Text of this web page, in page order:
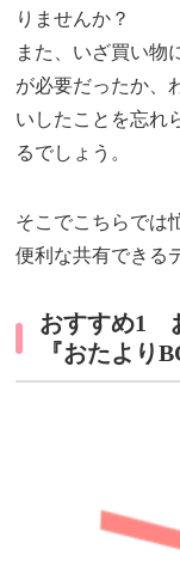
りませんか？
また、いざ買い物
が必要だったか、
いしたことを忘れ
るでしょう。
そこでこちらでは
便利な共有できる
おすすめ1
『おたより